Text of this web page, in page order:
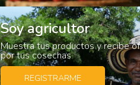
Soy agricultor
Muestra tus productos y recibe
por tus cosechas
REGISTRARME